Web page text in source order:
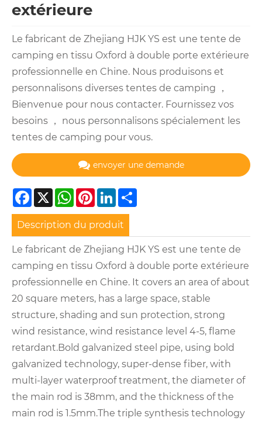
extérieure
Le fabricant de Zhejiang HJK YS est une tente de
camping en tissu Oxford à double porte extérieure
professionnelle en Chine. Nous produisons et
personnalisons diverses tentes de camping ，
Bienvenue pour nous contacter. Fournissez vos
besoins ， nous personnalisons spécialement les
tentes de camping pour vous.
envoyer une demande
Facebook
X WhatsApp
Pinterest
LinkedIn
Description du produit
Le fabricant de Zhejiang HJK YS est une tente de
camping en tissu Oxford à double porte extérieure
professionnelle en Chine. It covers an area of ​​about
20 square meters, has a large space, stable
structure, shading and sun protection, strong
wind resistance, wind resistance level 4-5, flame
retardant.Bold galvanized steel pipe, using bold
galvanized technology, super-dense fiber, with
multi-layer waterproof treatment, the diameter of
the main rod is 38mm, and the thickness of the
main rod is 1.5mm.The triple synthesis technology